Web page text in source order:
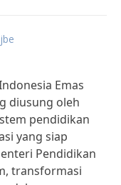
Emas
diusung oleh
pendidikan
yang siap
Pendidikan
transformasi